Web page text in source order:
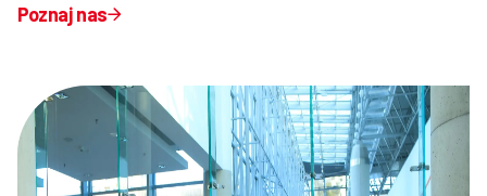
Poznaj nas